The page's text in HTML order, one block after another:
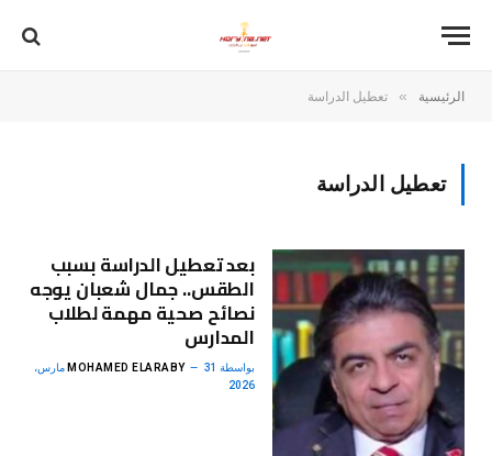
الرئيسية » تعطيل الدراسة
تعطيل الدراسة
بعد تعطيل الدراسة بسبب
الطقس.. جمال شعبان يوجه
نصائح صحية مهمة لطلاب
المدارس
بواسطة MOHAMED ELARABY 31 مارس،
2026